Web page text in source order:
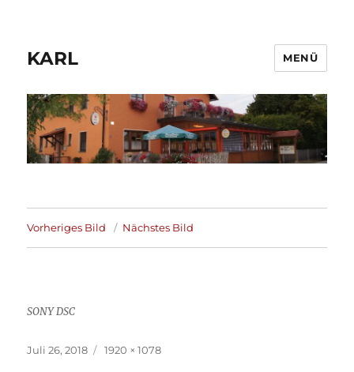
KARL MENÜ
Vorheriges Bild Nächstes Bild
SONY DSC
Veröffentlicht
Juli 26, 2018
Volle
1920 × 1078